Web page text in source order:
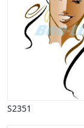
Lov, orden
Lyd, billede
Mad, drikke
Mærkedage
Marked,
Mennesker
Nationalflag,
Natur
S2351